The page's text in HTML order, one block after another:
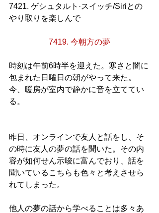
7421. ゲシュタルト·スイッチ/Siriとの
やり取りを楽しんで
7419. 今朝方の夢
時刻は午前6時半を迎えた。寒さと闇に
包まれた日曜日の朝がやって来た。
今、暖房が室内で静かに音を立ててい
る。
昨日、オンラインで友人と話をし、そ
の時に友人の夢の話を聞いた。その内
容が如何せん示唆に富んでおり、話を
聞いているこちらも色々と考えさせら
れてしまった。
他人の夢の話から学べることは多々あ